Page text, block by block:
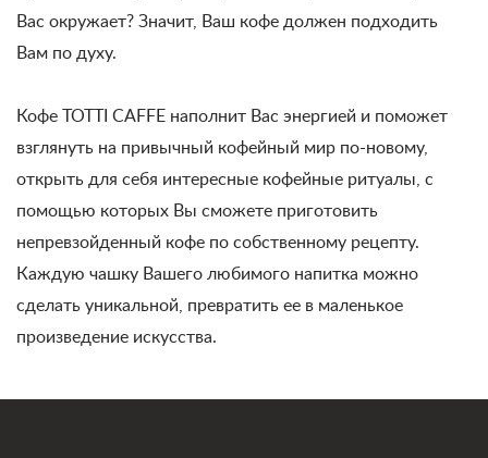
Вас окружает? Значит, Ваш кофе должен подходить
Вам по духу.
Кофе TOTTI CAFFE наполнит Вас энергией и поможет
взглянуть на привычный кофейный мир по-новому,
открыть для себя интересные кофейные ритуалы, с
помощью которых Вы сможете приготовить
непревзойденный кофе по собственному рецепту.
Каждую чашку Вашего любимого напитка можно
сделать уникальной, превратить ее в маленькое
произведение искусства.